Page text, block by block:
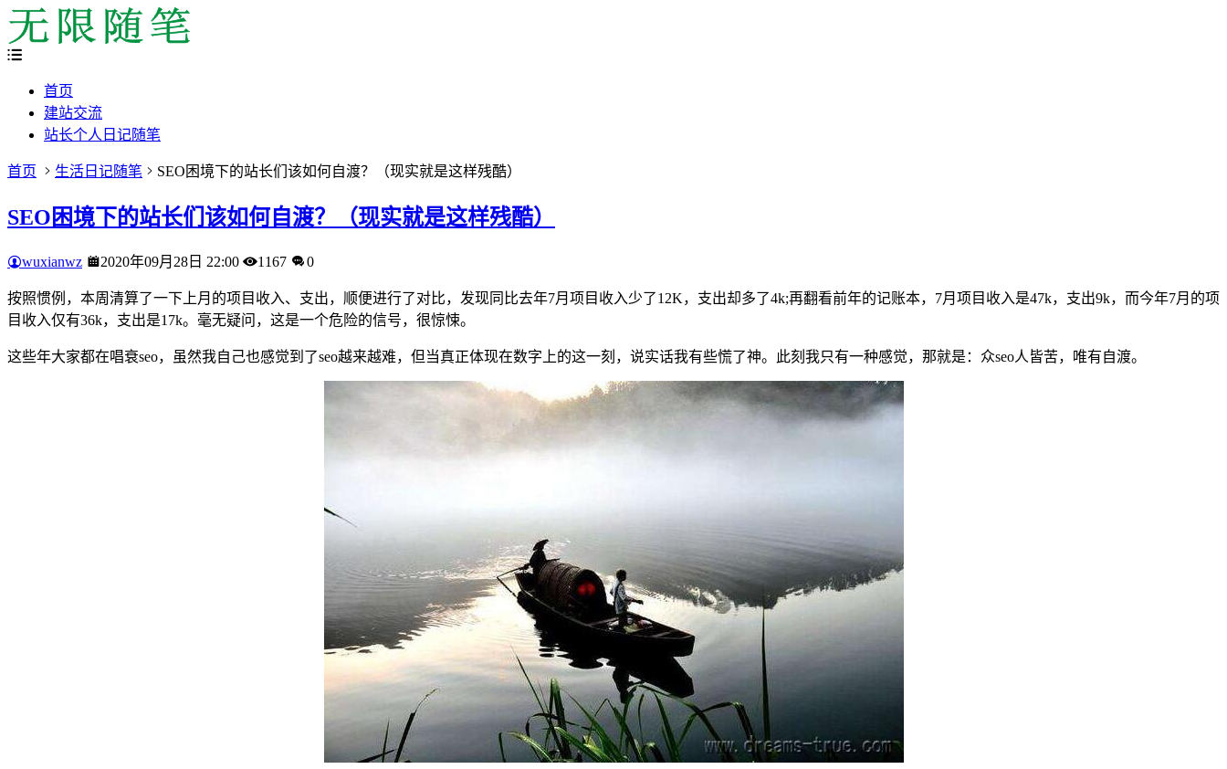
首页
建站交流
站长个人日记随笔
首页 生活日记随笔 SEO困境下的站长们该如何自渡？（现实就是这样残酷）
SEO困境下的站长们该如何自渡？（现实就是这样残酷）
wuxianwz 2020年09月28日 22:00 1167 0
按照惯例，本周清算了一下上月的项目收入、支出，顺便进行了对比，发现同比去年7月项目收入少了12K，支出却多了4k;再翻看前年的记账本，7月项目收入是47k，支出9k，而今年7月的项
目收入仅有36k，支出是17k。毫无疑问，这是一个危险的信号，很惊悚。
这些年大家都在唱衰seo，虽然我自己也感觉到了seo越来越难，但当真正体现在数字上的这一刻，说实话我有些慌了神。此刻我只有一种感觉，那就是：众seo人皆苦，唯有自渡。